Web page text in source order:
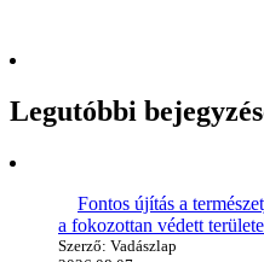
Legutóbbi
Fontos újítás a
a fokozottan védett
Szerző: Vadászlap